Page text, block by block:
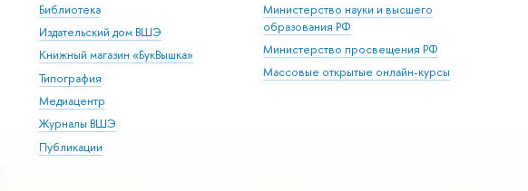
Библиотека
Издательский дом ВШЭ
Книжный магазин «БукВышка»
Типография
Медиацентр
Журналы ВШЭ
Публикации
Министерство науки и высшего
образования РФ
Министерство просвещения РФ
Массовые открытые онлайн-курсы